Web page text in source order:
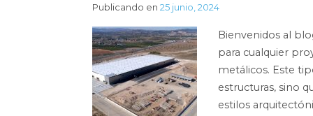
Publicando en 25 junio, 2024
Bienvenidos al
para cualquier
metálicos. Este
estructuras, sino
estilos